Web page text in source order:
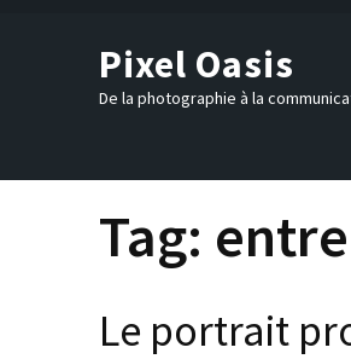
Pixel Oasis
De la photographie à la
Tag:
Le portrait